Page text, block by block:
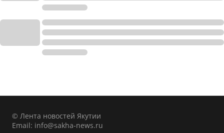
© Лента новостей Якутии
Email: info@sakha-news.ru